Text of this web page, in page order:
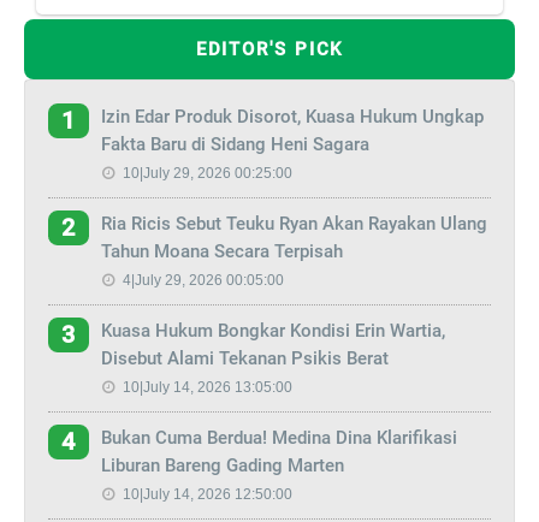
EDITOR'S PICK
1
Izin Edar Produk Disorot, Kuasa Hukum Ungkap
Fakta Baru di Sidang Heni Sagara
10|July 29, 2026 00:25:00
2
Ria Ricis Sebut Teuku Ryan Akan Rayakan Ulang
Tahun Moana Secara Terpisah
4|July 29, 2026 00:05:00
3
Kuasa Hukum Bongkar Kondisi Erin Wartia,
Disebut Alami Tekanan Psikis Berat
10|July 14, 2026 13:05:00
4
Bukan Cuma Berdua! Medina Dina Klarifikasi
Liburan Bareng Gading Marten
10|July 14, 2026 12:50:00